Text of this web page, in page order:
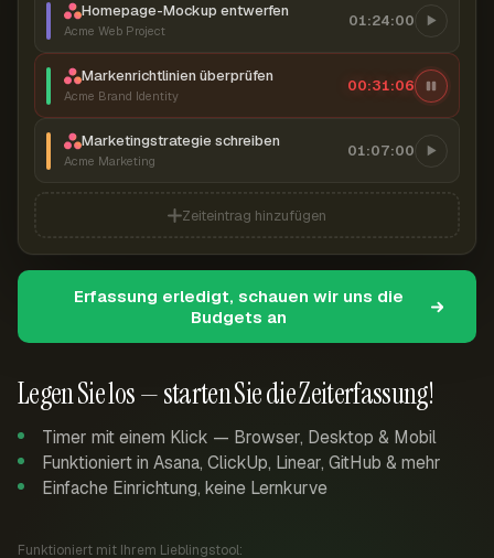
Legen Sie los — starten Sie die Zeiterfassung!
Timer mit einem Klick — Browser, Desktop & Mobil
Funktioniert in Asana, ClickUp, Linear, GitHub & mehr
Einfache Einrichtung, keine Lernkurve
Funktioniert mit Ihrem Lieblingstool:
Homepage-Mockup entwerfen
Acme Web Project
01:24:00
Markenrichtlinien überprüfen
Acme Brand Identity
00:31:06
Marketingstrategie schreiben
Acme Marketing
01:07:00
Zeiteintrag hinzufügen
Erfassung erledigt, schauen wir uns die
Budgets an